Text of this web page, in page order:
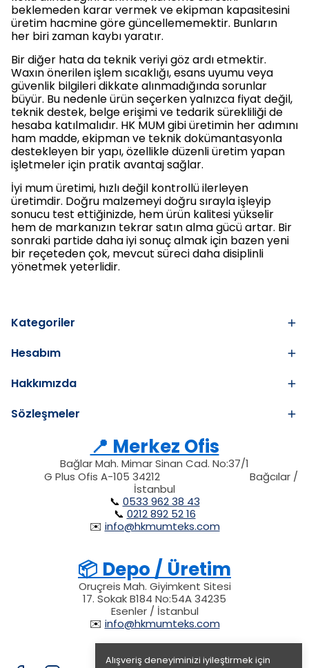
Alışveriş deneyiminizi iyileştirmek için
beklemeden karar vermek ve ekipman kapasitesini
üretim hacmine göre güncellememektir. Bunların
her biri zaman kaybı yaratır.
Bir diğer hata da teknik veriyi göz ardı etmektir.
Waxın önerilen işlem sıcaklığı, esans uyumu veya
güvenlik bilgileri dikkate alınmadığında sorunlar
büyür. Bu nedenle ürün seçerken yalnızca fiyat değil,
teknik destek, belge erişimi ve tedarik sürekliliği de
hesaba katılmalıdır. HK MUM gibi üretimin her adımını
ham madde, ekipman ve teknik dokümantasyonla
destekleyen bir yapı, özellikle düzenli üretim yapan
işletmeler için pratik avantaj sağlar.
İyi mum üretimi, hızlı değil kontrollü ilerleyen
üretimdir. Doğru malzemeyi doğru sırayla işleyip
sonucu test ettiğinizde, hem ürün kalitesi yükselir
hem de markanızın tekrar satın alma gücü artar. Bir
sonraki partide daha iyi sonuç almak için bazen yeni
bir reçeteden çok, mevcut süreci daha disiplinli
yönetmek yeterlidir.
Kategoriler
Hesabım
Hakkımızda
Sözleşmeler
📍 Merkez Ofis
Bağlar Mah. Mimar Sinan Cad. No:37/1
G Plus Ofis A-105 34212
Bağcılar /
İstanbul
📞 0533 962 38 43
📞 0212 892 52 16
✉️ info@hkmumteks.com
📦 Depo / Üretim
Oruçreis Mah. Giyimkent Sitesi
17. Sokak B184 No:54A 34235
Esenler / İstanbul
✉️ info@hkmumteks.com